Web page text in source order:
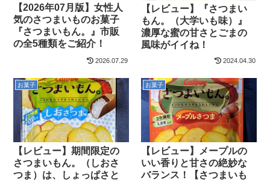
【2026年07月版】女性人
気のさつまいものお菓子
『さつまいもん。』市販
の全5種類をご紹介！
2026.07.29
【レビュー】『さつまい
もん。（大学いも味）』
濃厚な蜜の甘さとごまの
風味がイイね！
2024.04.30
お菓子
【レビュー】期間限定の
さつまいもん。（しおさ
つま）は、しょっぱさと
お菓子
【レビュー】メープルの
いい香りと甘さの絶妙な
バランス！【さつまいも